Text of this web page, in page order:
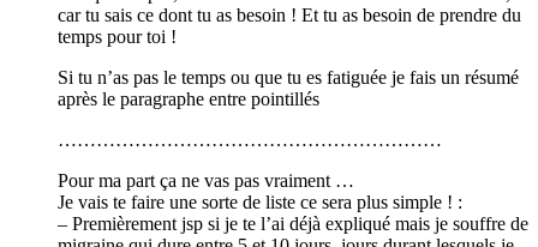
car tu sais ce dont tu as besoin ! Et tu as besoin de prendre du
temps pour toi !
Si tu n’as pas le temps ou que tu es fatiguée je fais un résumé
après le paragraphe entre pointillés
……………………………………………………
Pour ma part ça ne vas pas vraiment …
Je vais te faire une sorte de liste ce sera plus simple ! :
– Premièrement jsp si je te l’ai déjà expliqué mais je souffre de